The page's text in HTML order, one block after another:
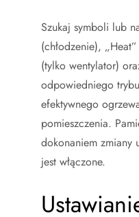
Szukaj symboli lub
(chłodzenie),
(tylko wentylator)
odpowiedniego
efektywnego
pomieszczenia.
dokonaniem zmiany
jest włączone.